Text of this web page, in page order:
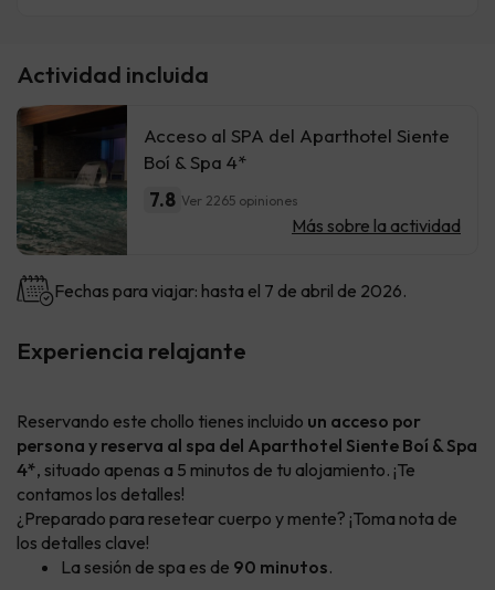
Actividad incluida
Acceso al SPA del Aparthotel Siente
Boí & Spa 4*
7.8 Ver 2265 opiniones
Más sobre la actividad
Fechas para viajar: hasta el 7 de abril de 2026.
Experiencia relajante
Reservando este chollo tienes incluido un acceso por
persona y reserva al spa del Aparthotel Siente Boí & Spa
4*, situado apenas a 5 minutos de tu alojamiento. ¡Te
contamos los detalles!
¿Preparado para resetear cuerpo y mente? ¡Toma nota de
los detalles clave!
La sesión de spa es de 90 minutos.